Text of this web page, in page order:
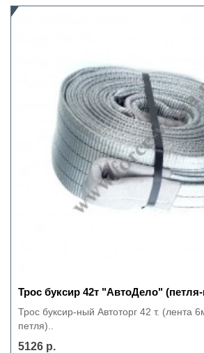
Трос буксир 42т "АвтоДело" (петля-
Трос буксир-ный Автоторг 42 т. (лента
петля)..
5126 р.